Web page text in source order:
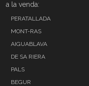
a la venda:
PERATALLADA
MONT-RAS
AIGUABLAVA
DE SA RIERA
PALS
BEGUR